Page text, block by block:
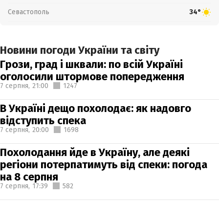
Севастополь 34°
Новини погоди України та світу
Грози, град і шквали: по всій Україні
оголосили штормове попередження
7 серпня, 21:00 1247
В Україні дещо похолодає: як надовго
відступить спека
7 серпня, 20:00 1698
Похолодання йде в Україну, але деякі
регіони потерпатимуть від спеки: погода
на 8 серпня
7 серпня, 17:39 582